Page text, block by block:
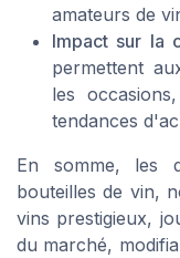
amateurs de
Impact sur la
permettent
les
tendances
En somme, les
bouteilles de vin,
vins prestigieux,
du marché,